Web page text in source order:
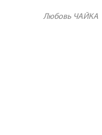
Любовь ЧАЙКА